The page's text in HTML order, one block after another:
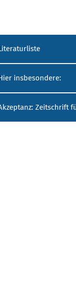
insbesondere:
Zeitschrift